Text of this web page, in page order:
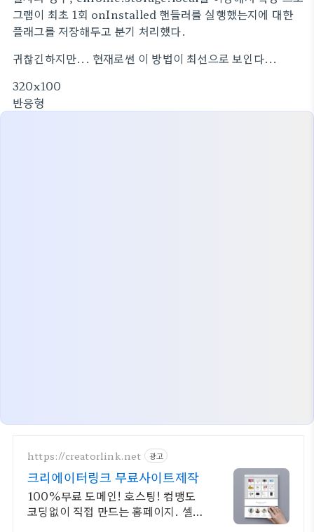
그램이 최초 1회 onInstalled 핸들러를 실행했는지에 대한
플래그를 저장해두고 분기 처리했다.
귀찮긴하지만... 현재로썬 이 방법이 최선으로 보인다...
320x100
반응형
https://creatorlink.net 광고
크리에이터링크 무료사이트제작
100%무료 도메인! 호스팅! 컴맹도
코딩없이 직접 만드는 홈페이지. 셀프